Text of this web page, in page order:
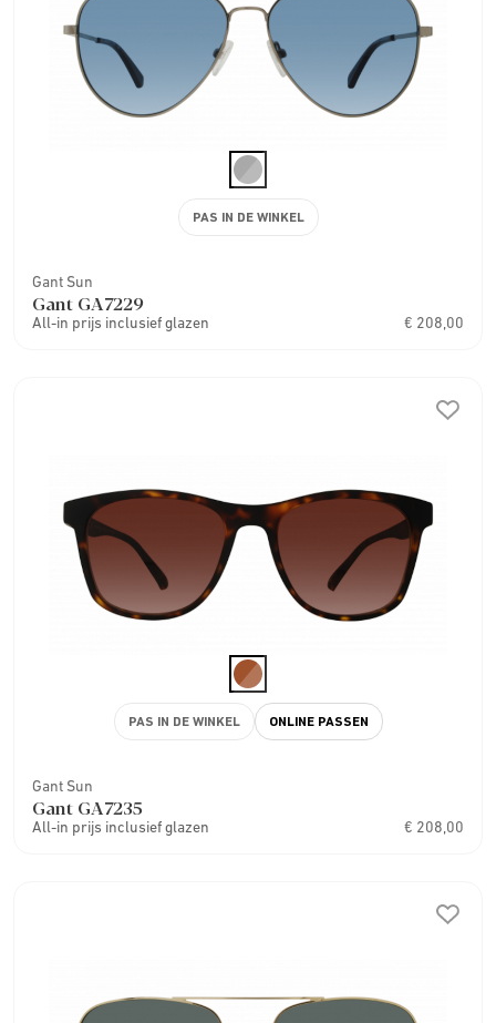
Gant Sun
Gant GA7229
All-in prijs inclusief glazen € 208,00
PAS IN DE WINKEL
Gant Sun
Gant GA7235
All-in prijs inclusief glazen € 208,00
PAS IN DE WINKEL ONLINE PASSEN